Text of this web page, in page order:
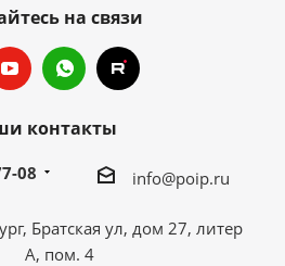
на связи
контакты
08 info@poip.ru
Братская ул, дом 27, литер
А, пом. 4